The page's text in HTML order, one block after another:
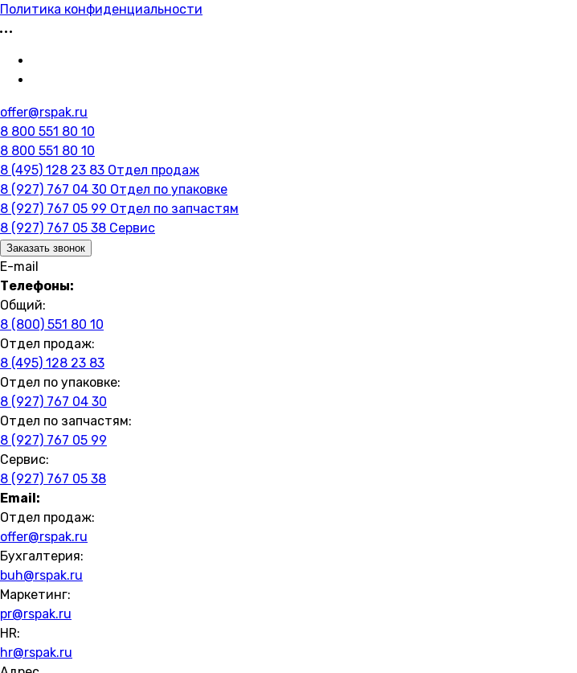
Политика конфиденциальности
offer@rspak.ru
8 800 551 80 10
8 800 551 80 10
8 (495) 128 23 83 Отдел продаж
8 (927) 767 04 30 Отдел по упаковке
8 (927) 767 05 99 Отдел по запчастям
8 (927) 767 05 38 Сервис
Заказать звонок
E-mail
Телефоны:
Общий:
8 (800) 551 80 10
Отдел продаж:
8 (495) 128 23 83
Отдел по упаковке:
8 (927) 767 04 30
Отдел по запчастям:
8 (927) 767 05 99
Сервис:
8 (927) 767 05 38
Email:
Отдел продаж:
offer@rspak.ru
Бухгалтерия:
buh@rspak.ru
Маркетинг:
pr@rspak.ru
HR:
hr@rspak.ru